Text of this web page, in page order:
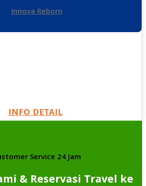
Innova Reborn
INFO DETAIL
Service 24 Jam
& Reservasi Travel ke